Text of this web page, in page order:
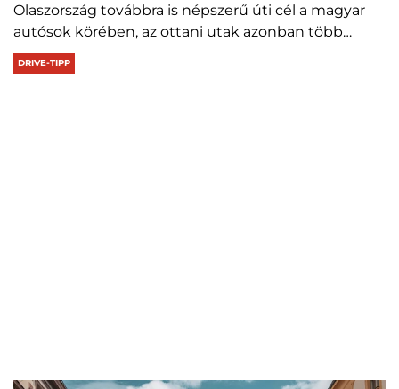
Olaszország továbbra is népszerű úti cél a magyar
autósok körében, az ottani utak azonban több…
DRIVE-TIPP